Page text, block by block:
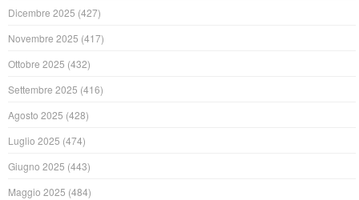
Dicembre 2025 (427)
Novembre 2025 (417)
Ottobre 2025 (432)
Settembre 2025 (416)
Agosto 2025 (428)
Luglio 2025 (474)
Giugno 2025 (443)
Maggio 2025 (484)